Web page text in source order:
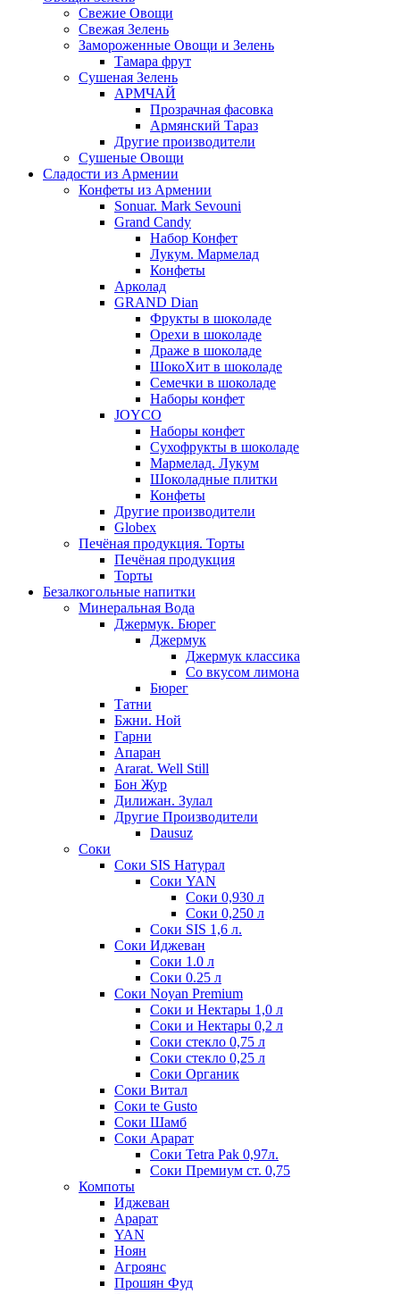
Свежие Овощи
Свежая Зелень
Замороженные Овощи и Зелень
Тамара фрут
Сушеная Зелень
АРМЧАЙ
Прозрачная фасовка
Армянский Тараз
Другие производители
Сушеные Овощи
Сладости из Армении
Конфеты из Армении
Sonuar. Mark Sevouni
Grand Candy
Набор Конфет
Лукум. Мармелад
Конфеты
Арколад
GRAND Dian
Фрукты в шоколаде
Орехи в шоколаде
Драже в шоколаде
ШокоХит в шоколаде
Семечки в шоколаде
Наборы конфет
JOYCO
Наборы конфет
Сухофрукты в шоколаде
Мармелад. Лукум
Шоколадные плитки
Конфеты
Другие производители
Globex
Печёная продукция. Торты
Печёная продукция
Торты
Безалкогольные напитки
Минеральная Вода
Джермук. Бюрег
Джермук
Джермук классика
Со вкусом лимона
Бюрег
Татни
Бжни. Ной
Гарни
Апаран
Ararat. Well Still
Бон Жур
Дилижан. Зулал
Другие Производители
Dausuz
Соки
Соки SIS Натурал
Соки YAN
Соки 0,930 л
Соки 0,250 л
Соки SIS 1,6 л.
Соки Иджеван
Соки 1.0 л
Соки 0.25 л
Соки Noyan Premium
Соки и Нектары 1,0 л
Соки и Нектары 0,2 л
Соки стекло 0,75 л
Соки стекло 0,25 л
Соки Органик
Соки Витал
Соки te Gusto
Соки Шамб
Соки Арарат
Соки Tetra Pak 0,97л.
Соки Премиум ст. 0,75
Компоты
Иджеван
Арарат
YAN
Ноян
Агроянс
Прошян Фуд